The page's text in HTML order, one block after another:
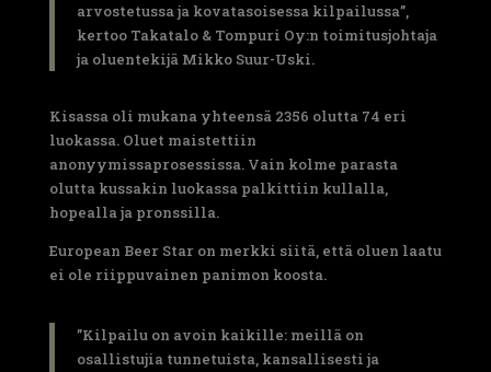
arvostetussa ja kovatasoisessa kilpailussa”,
kertoo Takatalo & Tompuri Oy:n toimitusjohtaja
ja oluentekijä Mikko Suur-Uski.
Kisassa oli mukana yhteensä 2356 olutta 74 eri
luokassa. Oluet maistettiin
anonyymissaprosessissa. Vain kolme parasta
olutta kussakin luokassa palkittiin kullalla,
hopealla ja pronssilla.
European Beer Star on merkki siitä, että oluen laatu
ei ole riippuvainen panimon koosta.
”Kilpailu on avoin kaikille: meillä on
osallistujia tunnetuista, kansallisesti ja